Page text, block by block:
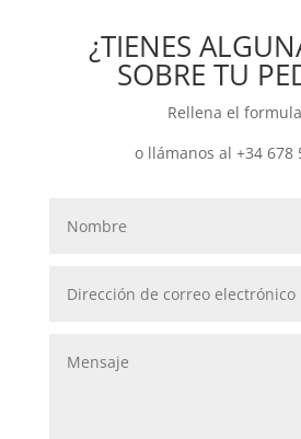
¿TIENES
SOBRE TU
Rellena el
o llámanos al +34 678